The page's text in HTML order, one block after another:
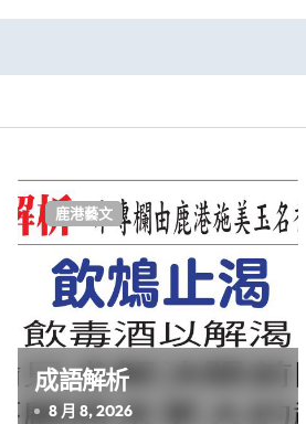
鹿港藝文
成語解析
8 月 8, 2026